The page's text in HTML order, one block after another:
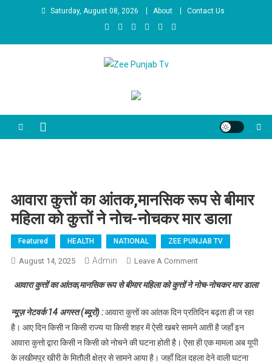
Skip to contentSaturday, August 08, 2026 About Contact Us
Zee Punjab Tv
आवारा कुत्तों का आंतक,मानसिक रूप से बीमार
महिला को कुत्तों ने नोच-नोचकर मार डाला
Featured HEALTH NATIONAL ZEE PUNJAB TV
August 14, 2025 Admin Leave A CommentOn आवारा कुत्तों का
बीमार महिला को कुत्तों ने
आवारा कुत्तों का आंतक,मानसिक रूप से बीमार महिला को कुत्तों ने नोच-नोचकर मार डाला
न्यूज़ नेटवर्क 14 अगस्त (ब्यूरो) :आवारा कुत्तों का आंतक दिन प्रतिदिन बढ़ता ही ज रहा
है। आए दिन किसी न किसी राज्य या किसी शहर में ऐसी खबरे सामने आती है जहाँ इन
आवारा कुत्तो द्वारा किसी न किसी को नोचने की घटना होती है। ऐसा ही एक मामला अब यूपी
के लखीमपुर खीरी के मितौली क्षेत्र से सामने आया है। जहाँ दिल दहला देने वाली घटना